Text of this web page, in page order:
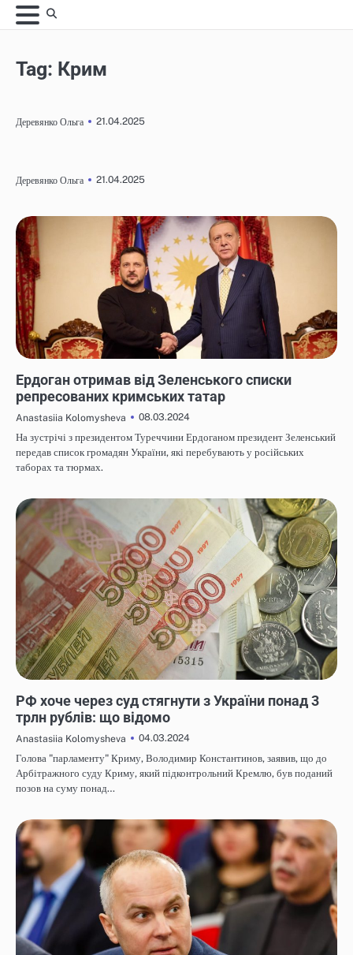
Skip
to
Tag: Крим
Деревянко Ольга 21.04.2025
Деревянко Ольга 21.04.2025
Ердоган отримав від Зеленського списки
репресованих кримських татар
Anastasiia Kolomysheva
08.03.2024
На зустрічі з президентом Туреччини Ердоганом президент Зеленський
передав список громадян України, які перебувають у російських
таборах та тюрмах.
РФ хоче через суд стягнути з України понад 3
трлн рублів: що відомо
Anastasiia Kolomysheva
04.03.2024
Голова "парламенту" Криму, Володимир Константинов, заявив, що до
Арбітражного суду Криму, який підконтрольний Кремлю, був поданий
позов на суму понад…